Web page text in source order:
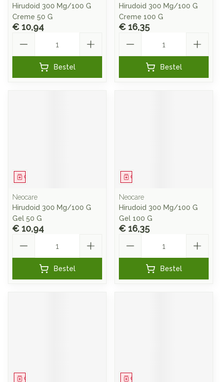
Hirudoid 300 Mg/100 G
Creme 50 G
€ 10,94
Bestel
Hirudoid 300 Mg/100 G
Creme 100 G
€ 16,35
Bestel
Geneesmiddel
Neocare
Hirudoid 300 Mg/100 G
Gel 50 G
€ 10,94
Bestel
Geneesmiddel
Neocare
Hirudoid 300 Mg/100 G
Gel 100 G
€ 16,35
Bestel
Geneesmiddel Geneesmiddel